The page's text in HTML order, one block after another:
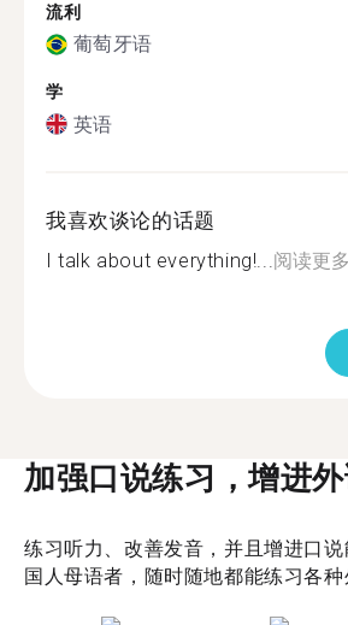
流利
葡萄牙语
学
英语
我喜欢谈论的话题
I talk about everything!... 阅读更多
加强口说练习，增进
练习听力、改善发音，并且增进口
国人母语者，随时随地都能练习各种